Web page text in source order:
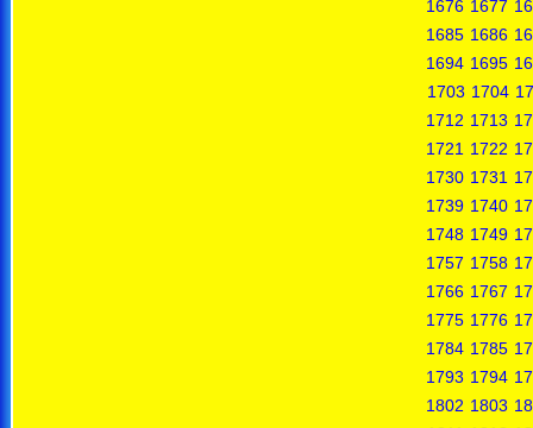
1676 1677
1685 1686
1694 1695
1703 1704
1712 1713
1721 1722
1730 1731
1739 1740
1748 1749
1757 1758
1766 1767
1775 1776
1784 1785
1793 1794
1802 1803